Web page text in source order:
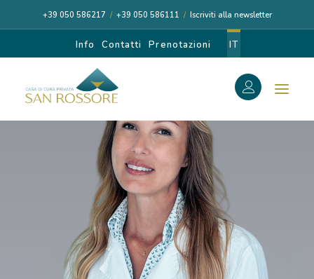
+39 050 586217 / +39 050 586111 / Iscriviti alla newsletter
Info Contatti Prenotazioni IT
CASA DI CURA
I NOSTRI MEDICI